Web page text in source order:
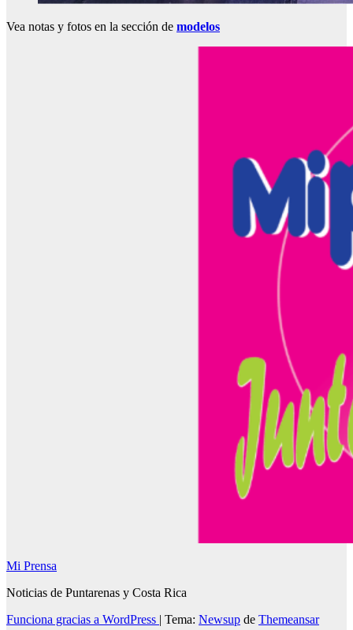
Vea notas y fotos en la sección de modelos
Mi Prensa
Noticias de Puntarenas y Costa Rica
Funciona gracias a WordPress | Tema: Newsup de Themeansar